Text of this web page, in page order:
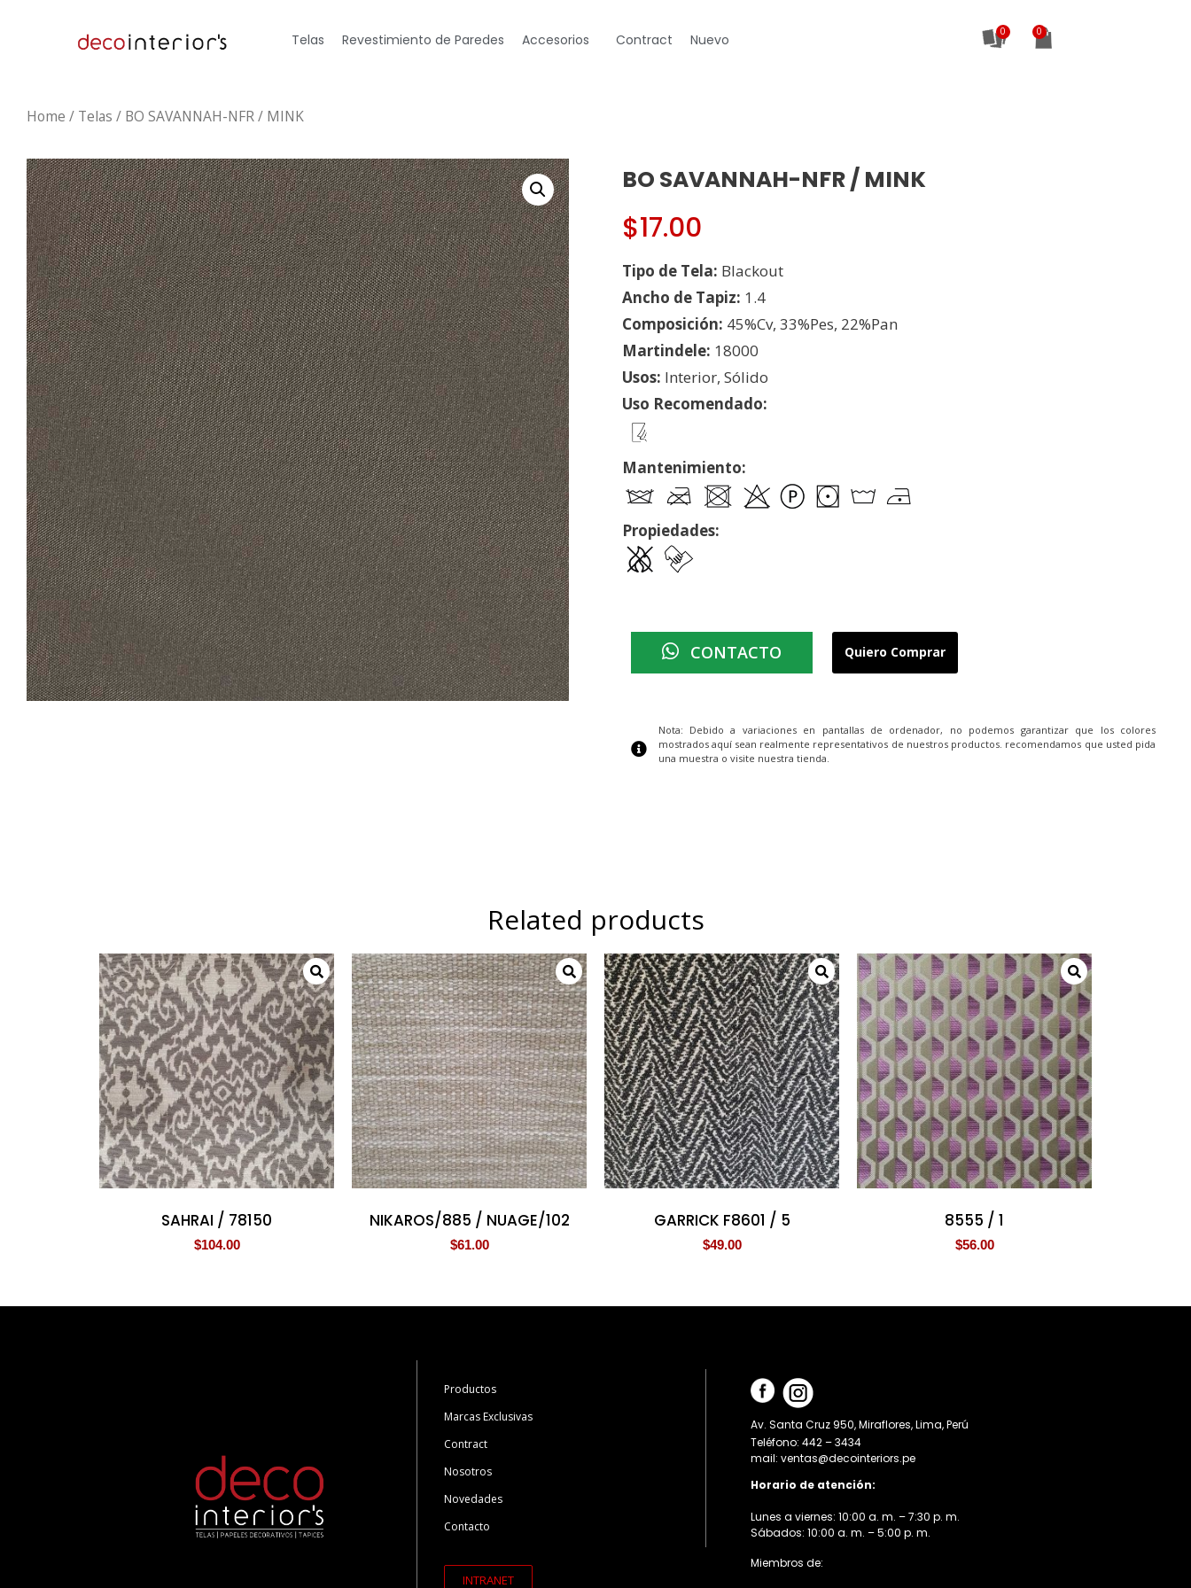
Telas Revestimiento de Paredes Accesorios Contract Nuevo 0
Home / Telas / BO SAVANNAH-NFR / MINK
BO SAVANNAH-NFR / MINK
$17.00
Tipo de Tela: Blackout
Ancho de Tapiz: 1.4
Composición: 45%Cv, 33%Pes, 22%Pan
Martindele: 18000
Usos: Interior, Sólido
Uso Recomendado:
Mantenimiento:
Propiedades:
CONTACTO Quiero Comprar
Nota: Debido a variaciones en pantallas de ordenador, no podemos garantizar que los colores
mostrados aquí sean realmente representativos de nuestros productos. recomendamos que usted pida
una muestra o visite nuestra tienda.
Related products
SAHRAI / 78150
$104.00
NIKAROS/885 / NUAGE/102
$61.00
GARRICK F8601 / 5
$49.00
8555 / 1
$56.00
Productos
Marcas Exclusivas
Contract
Nosotros
Novedades
Contacto
INTRANET
Av. Santa Cruz 950, Miraflores, Lima, Perú
Teléfono: 442 – 3434
mail: ventas@decointeriors.pe
Horario de atención:
Lunes a viernes: 10:00 a. m. – 7:30 p. m.
Sábados: 10:00 a. m. – 5:00 p. m.
Miembros de: